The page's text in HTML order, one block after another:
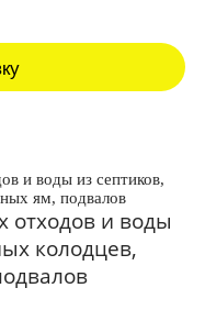
отходов и воды
колодцев,